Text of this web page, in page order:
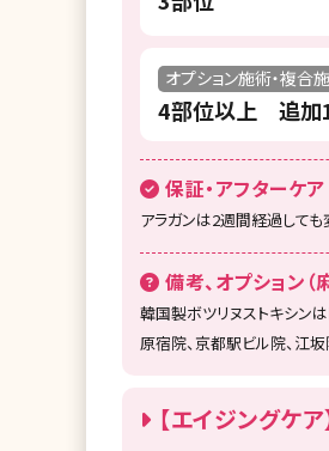
オプション施術・複合
4部位以上 追加
保証・アフターケア
アラガンは2週間経過して
備考、オプション（
韓国製ボツリヌストキシン
原宿院、京都駅ビル院、江
【エイジングケ